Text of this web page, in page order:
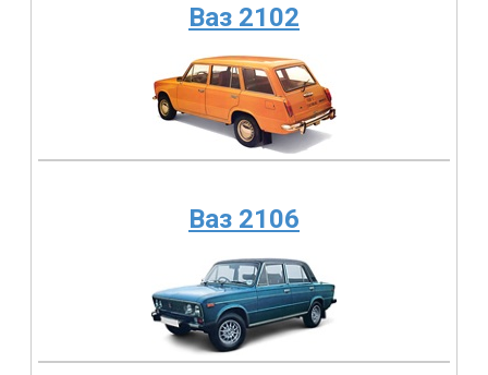
Ваз 2102
Ваз 2106